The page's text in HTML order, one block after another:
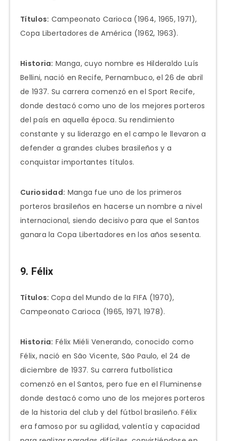
Títulos: Campeonato Carioca (1964, 1965, 1971),
Copa Libertadores de América (1962, 1963).
Historia: Manga, cuyo nombre es Hilderaldo Luís
Bellini, nació en Recife, Pernambuco, el 26 de abril
de 1937. Su carrera comenzó en el Sport Recife,
donde destacó como uno de los mejores porteros
del país en aquella época. Su rendimiento
constante y su liderazgo en el campo le llevaron a
defender a grandes clubes brasileños y a
conquistar importantes títulos.
Curiosidad: Manga fue uno de los primeros
porteros brasileños en hacerse un nombre a nivel
internacional, siendo decisivo para que el Santos
ganara la Copa Libertadores en los años sesenta.
9. Félix
Títulos: Copa del Mundo de la FIFA (1970),
Campeonato Carioca (1965, 1971, 1978).
Historia: Félix Miéli Venerando, conocido como
Félix, nació en São Vicente, São Paulo, el 24 de
diciembre de 1937. Su carrera futbolística
comenzó en el Santos, pero fue en el Fluminense
donde destacó como uno de los mejores porteros
de la historia del club y del fútbol brasileño. Félix
era famoso por su agilidad, valentía y capacidad